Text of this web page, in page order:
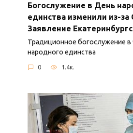
Богослужение в День
единства изменили из-за
Заявление
Традиционное богослужение в
народного единства
0 1.4к.